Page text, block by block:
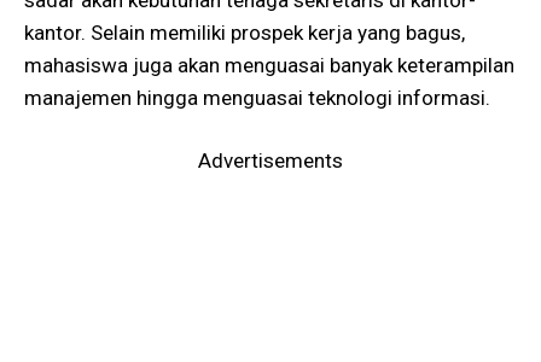
kantor. Selain memiliki prospek kerja yang bagus,
mahasiswa juga akan menguasai banyak keterampilan
manajemen hingga menguasai teknologi informasi.
Advertisements